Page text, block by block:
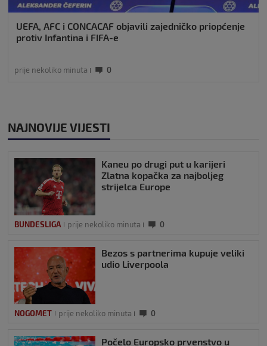
UEFA, AFC i CONCACAF objavili zajedničko priopćenje
protiv Infantina i FIFA-e
prije nekoliko minuta 0
NAJNOVIJE VIJESTI
Kaneu po drugi put u karijeri
Zlatna kopačka za najboljeg
strijelca Europe
BUNDESLIGA prije nekoliko minuta 0
Bezos s partnerima kupuje veliki
udio Liverpoola
NOGOMET prije nekoliko minuta 0
Počelo Europsko prvenstvo u